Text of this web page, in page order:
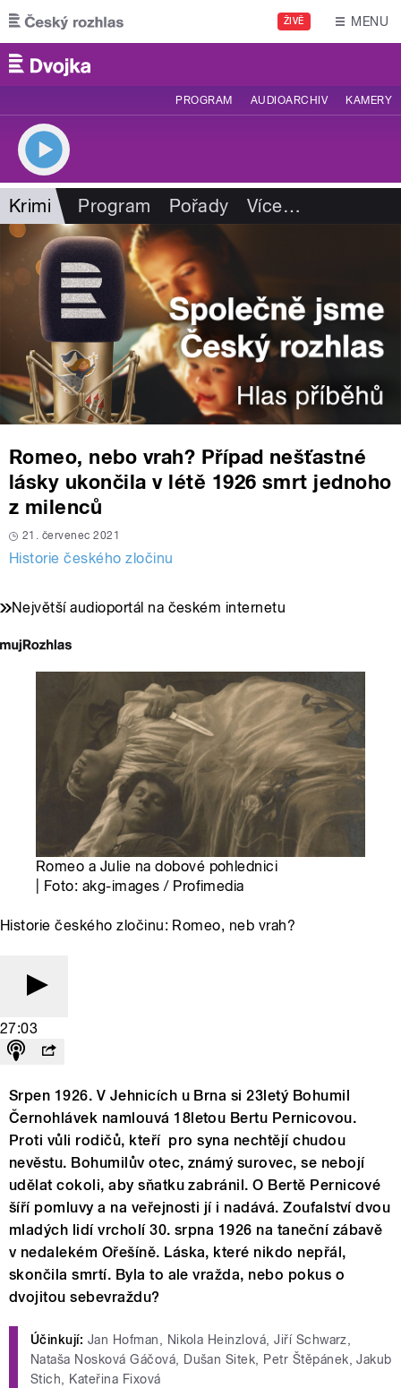
Přejít k hlavnímu obsahu
ŽIVĚ MENU
PROGRAM AUDIOARCHIV KAMERY
Krimi Program Pořady Více…
Romeo, nebo vrah? Případ nešťastné
lásky ukončila v létě 1926 smrt jednoho
z milenců
21. červenec 2021
Historie českého zločinu
Největší audioportál na českém internetu
Romeo a Julie na dobové pohlednici
| Foto: akg-images / Profimedia
Historie českého zločinu: Romeo, neb vrah?
27:03
Srpen 1926. V Jehnicích u Brna si 23letý Bohumil
Černohlávek namlouvá 18letou Bertu Pernicovou.
Proti vůli rodičů, kteří pro syna nechtějí chudou
nevěstu. Bohumilův otec, známý surovec, se nebojí
udělat cokoli, aby sňatku zabránil. O Bertě Pernicové
šíří pomluvy a na veřejnosti jí i nadává. Zoufalství dvou
mladých lidí vrcholí 30. srpna 1926 na taneční zábavě
v nedalekém Ořešíně. Láska, které nikdo nepřál,
skončila smrtí. Byla to ale vražda, nebo pokus o
dvojitou sebevraždu?
Účinkují: Jan Hofman, Nikola Heinzlová, Jiří Schwarz,
Nataša Nosková Gáčová, Dušan Sitek, Petr Štěpánek, Jakub
Stich, Kateřina Fixová